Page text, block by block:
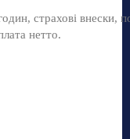
страхові внески,
нетто.